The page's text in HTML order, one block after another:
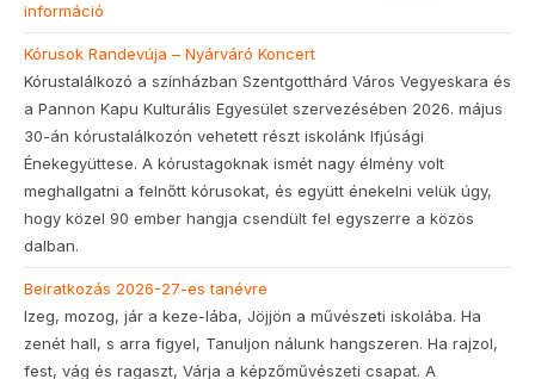
információ
Kórusok Randevúja – Nyárváró Koncert
Kórustalálkozó a színházban Szentgotthárd Város Vegyeskara és
a Pannon Kapu Kulturális Egyesület szervezésében 2026. május
30-án kórustalálkozón vehetett részt iskolánk Ifjúsági
Énekegyüttese. A kórustagoknak ismét nagy élmény volt
meghallgatni a felnőtt kórusokat, és együtt énekelni velük úgy,
hogy közel 90 ember hangja csendült fel egyszerre a közös
dalban.
Beiratkozás 2026-27-es tanévre
Izeg, mozog, jár a keze-lába, Jöjjön a művészeti iskolába. Ha
zenét hall, s arra figyel, Tanuljon nálunk hangszeren. Ha rajzol,
fest, vág és ragaszt, Várja a képzőművészeti csapat. A